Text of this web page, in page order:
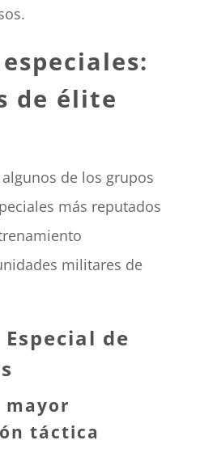
de élite
de los grupos
más reputados
militares de
Especial de
mayor
táctica